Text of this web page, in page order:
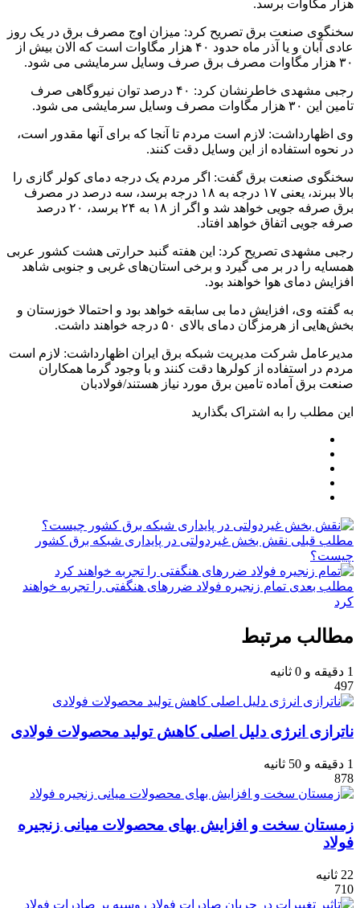
هزار مگاوات برسد.
سخنگوی صنعت برق تصریح کرد: میزان اوج مصرف برق در یک روز
عادی آبان و یا آذر ماه حدود ۴۰ هزار مگاوات است که الان بیش از
۳۰ هزار مگاوات مصرف برق صرف وسایل سرمایشی می شود.
رجبی مشهدی خاطرنشان کرد: ۴۰ درصد توان نیروگاهی صرف
تامین این ۳۰ هزار مگاوات مصرف وسایل سرمایشی می شود.
وی اظهارداشت: لازم است مردم تا آنجا که برای آنها مقدور است،
در نحوه استفاده از این وسایل دقت کنند.
سخنگوی صنعت برق گفت: اگر مردم یک درجه دمای کولر گازی را
بالا ببرند، یعنی ۱۷ درجه به ۱۸ درجه برسد، سه درصد در مصرف
برق صرفه جویی خواهد شد و اگر از ۱۸ به ۲۴ برسد، ۲۰ درصد
صرفه جویی اتفاق خواهد افتاد.
رجبی مشهدی تصریح کرد: این هفته گنبد حرارتی هشت کشور عربی
همسایه را در بر می گیرد و برخی استان‌های غربی و جنوبی شاهد
افزایش دمای هوا خواهند بود.
به گفته وی، افزایش دما بی سابقه خواهد بود و احتمالا خوزستان و
بخش‌هایی از هرمزگان دمای بالای ۵۰ درجه خواهند داشت.
مدیرعامل شرکت مدیریت شبکه برق ایران اظهارداشت: لازم است
مردم در استفاده از کولرها دقت کنند و با وجود گرما همکاران
صنعت برق آماده تامین برق مورد نیاز هستند/فولادبان
این مطلب را به اشتراک بگذارید
مطلب قبلی نقش‌ بخش غیردولتی در پایداری شبکه برق کشور
چیست؟
مطلب بعدی تمام زنجیره فولاد ضررهای هنگفتی را تجربه خواهند
کرد
مطالب مرتبط
1 دقیقه و 0 ثانیه
497
ناترازی انرژی دلیل اصلی کاهش تولید محصولات فولادی
1 دقیقه و 50 ثانیه
878
زمستان سخت و افزایش بهای محصولات میانی زنجیره
فولاد
22 ثانیه
710